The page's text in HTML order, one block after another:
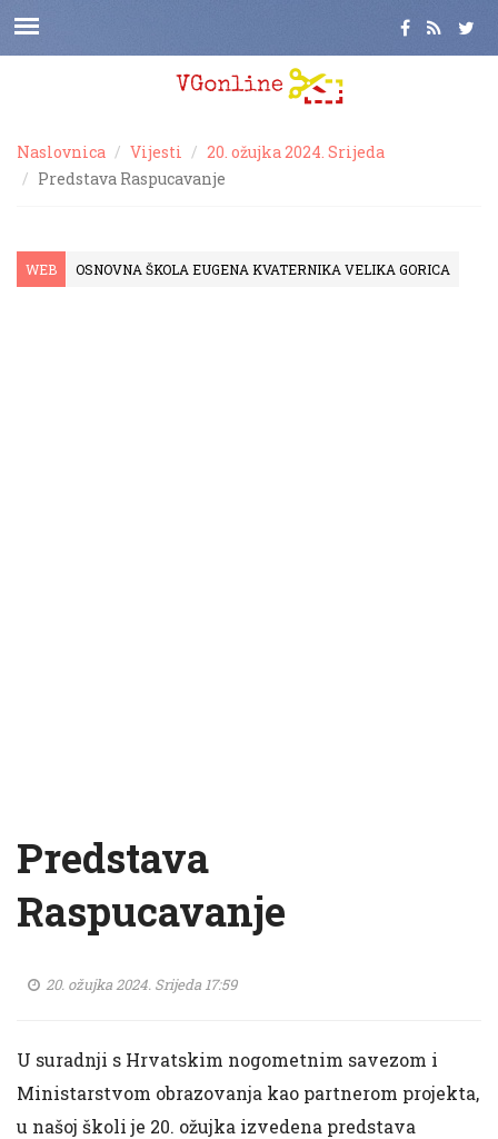
Naslovnica Vijesti
20. ožujka 2024. Srijeda
Predstava Raspucavanje
WEB OSNOVNA ŠKOLA EUGENA KVATERNIKA VELIKA GORICA
Predstava
Raspucavanje
20. ožujka 2024. Srijeda 17:59
U suradnji s Hrvatskim nogometnim savezom i
Ministarstvom obrazovanja kao partnerom projekta,
u našoj školi je 20. ožujka izvedena predstava